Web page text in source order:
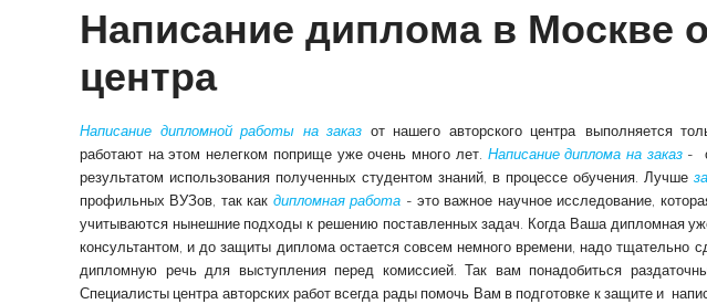
Написание диплома в Москве
центра
Написание дипломной работы на заказ от нашего авторского центра
выполняется
работают на этом нелегком поприще уже очень много лет. Написание диплома на заказ-
результатом использования полученных студентом знаний, в процессе обучения. Лучше
профильных ВУЗов, так как дипломная работа - это важное научное исследование,
учитываются нынешние подходы к решению поставленных задач. Когда Ваша дипломная
консультантом, и до защиты диплома остается совсем немного времени, надо тщательно
дипломную речь для выступления перед комиссией. Так вам понадобиться
Специалисты центра авторских работ всегда рады помочь Вам в подготовке к защите и